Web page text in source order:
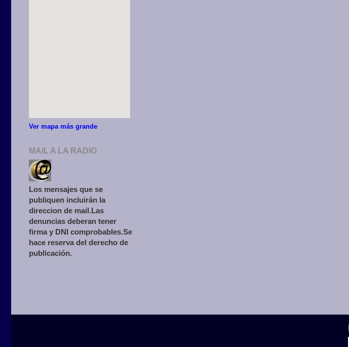
Ver mapa más grande
MAIL A LA RADIO
Los mensajes que se
publiquen incluirán la
direccion de mail.Las
denuncias deberan tener
firma y DNI comprobables.Se
hace reserva del derecho de
publicación.